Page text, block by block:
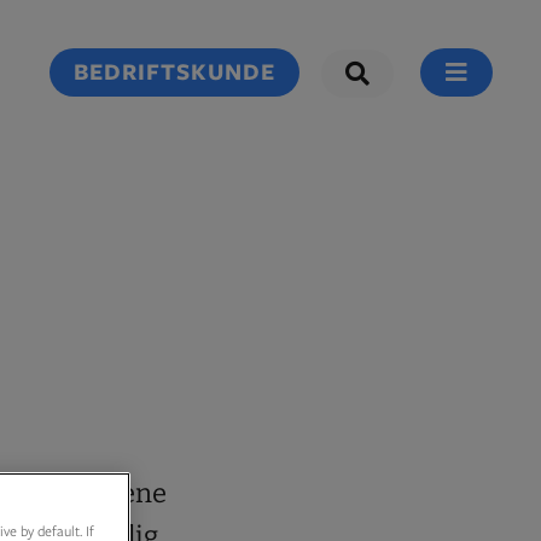
BEDRIFTSKUNDE
by default. If